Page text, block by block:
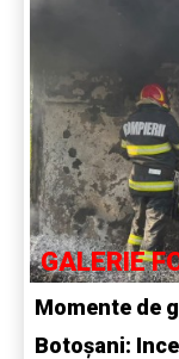
GALERIE
Momente de
Botoșani: